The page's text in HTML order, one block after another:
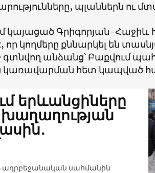
պլաններն ու
կայացած Գրիգորյան-Հաջիև
կողմերը քննարկել են
անձանց՝ Բաքվում
կառավարման հետ կապված
երևանցիները
ադրբեջանական սահմանին